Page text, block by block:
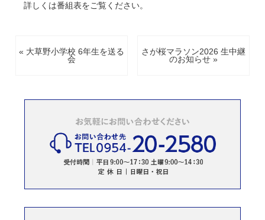
詳しくは番組表をご覧ください。
« 大草野小学校 6年生を送る
会
さが桜マラソン2026 生中継
のお知らせ »